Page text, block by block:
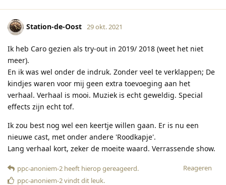
Station-de-Oost 29 okt. 2021
Ik heb Caro gezien als try-out in 2019/ 2018 (weet het niet
meer).
En ik was wel onder de indruk. Zonder veel te verklappen; De
kindjes waren voor mij geen extra toevoeging aan het
verhaal. Verhaal is mooi. Muziek is echt geweldig. Special
effects zijn echt tof.
Ik zou best nog wel een keertje willen gaan. Er is nu een
nieuwe cast, met onder andere 'Roodkapje'.
Lang verhaal kort, zeker de moeite waard. Verrassende show.
Reageren
ppc-anoniem-2 heeft hierop gereageerd.
ppc-anoniem-2vindt dit leuk.